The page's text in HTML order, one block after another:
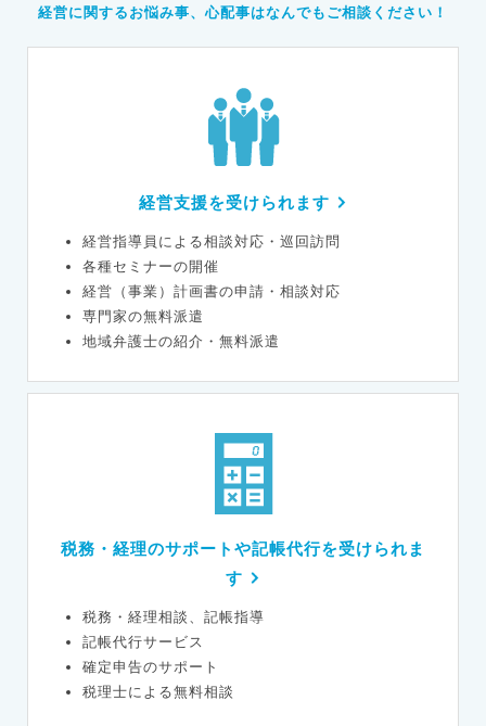
経営に関するお悩み事、心配事はなんでもご相談ください！
経営支援を受けられます
経営指導員による相談対応・巡回訪問
各種セミナーの開催
経営（事業）計画書の申請・相談対応
専門家の無料派遣
地域弁護士の紹介・無料派遣
税務・経理のサポートや記帳代行を受けられま
す
税務・経理相談、記帳指導
記帳代行サービス
確定申告のサポート
税理士による無料相談